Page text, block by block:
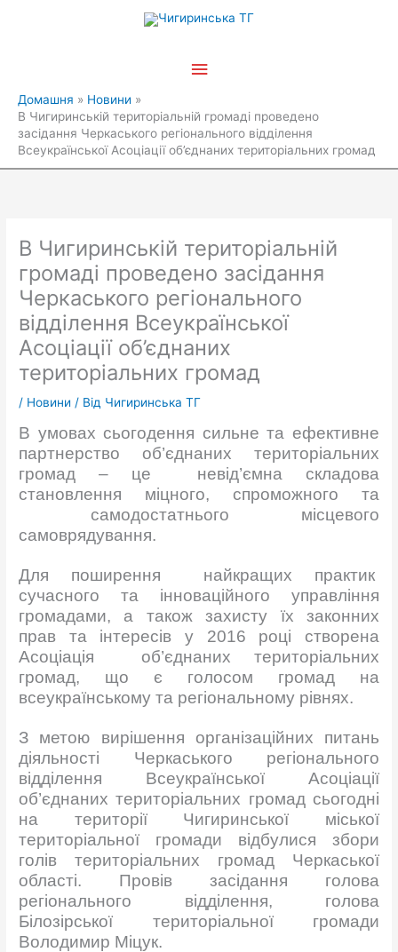
Головне
Домашня
Новини
В Чигиринській територіальній громаді проведено
засідання Черкаського регіонального відділення
Всеукраїнської Асоціації об’єднаних територіальних громад
В Чигиринській територіальній
громаді проведено засідання
Черкаського регіонального
відділення Всеукраїнської
Асоціації об’єднаних
територіальних громад
/ Новини / Від Чигиринська ТГ
В умовах сьогодення сильне та ефективне
партнерство об’єднаних територіальних
громад – це невід’ємна складова
становлення міцного, спроможного та
самодостатнього місцевого
самоврядування.
Для поширення найкращих практик
сучасного та інноваційного управління
громадами, а також захисту їх законних
прав та інтересів у 2016 році створена
Асоціація об’єднаних територіальних
громад, що є голосом громад на
всеукраїнському та регіональному рівнях.
З метою вирішення організаційних питань
діяльності Черкаського регіонального
відділення Всеукраїнської Асоціації
об’єднаних територіальних громад сьогодні
на території Чигиринської міської
територіальної громади відбулися збори
голів територіальних громад Черкаської
області. Провів засідання голова
регіонального відділення, голова
Білозірської територіальної громади
Володимир Міцук.